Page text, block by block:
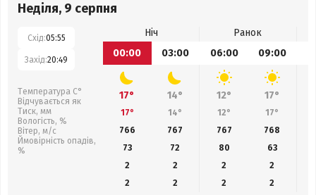
Неділя, 9 серпня
Схід:05:55
Захід:20:49
Температура С°
Відчувається як
Тиск, мм
Вологість, %
Вітер, м/с
Ймовірність опадів,
%
Ніч
Ранок
00:00
03:00 06:00 09:00
17° 14° 12° 17°
17° 14° 12° 17°
766
767 767 768
73
72 80 63
2
2 2
2
2
2 2 2